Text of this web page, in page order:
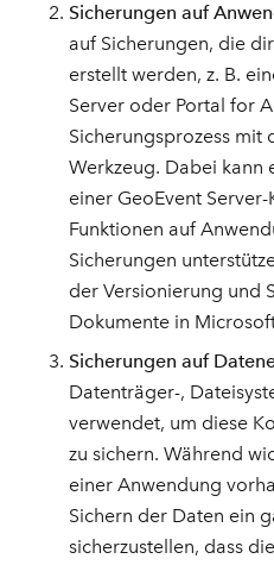
Sicherungen auf
auf Sicherungen, die
erstellt werden, z. B.
Server oder Portal for
Sicherungsprozess mit
Werkzeug. Dabei kann
einer GeoEvent
Funktionen auf
Sicherungen
der Versionierung und
Dokumente in
Sicherungen auf
Datenträger-,
verwendet, um diese
zu sichern. Während
einer Anwendung
Sichern der Daten ein
sicherzustellen, dass